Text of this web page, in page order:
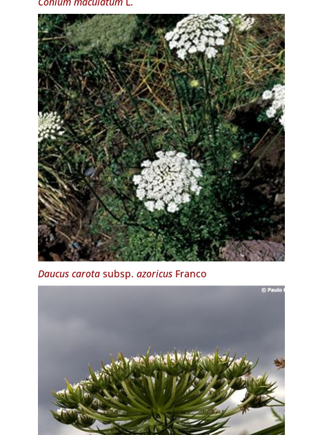
Daucus carotasubsp. azoricusFranco